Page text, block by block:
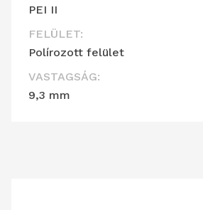
PEI II
FELÜLET:
Polírozott felület
VASTAGSÁG:
9,3 mm